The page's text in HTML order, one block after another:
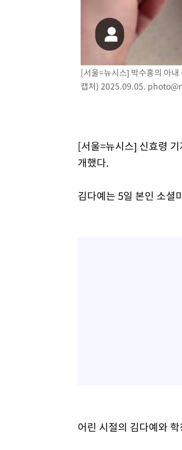
[서울=뉴시스] 박수홍의 아
캡처) 2025.09.05.
[서울=뉴시스] 신효령
개했다.
김다예는 5일 본인 소셜
어린 시절의 김다예와